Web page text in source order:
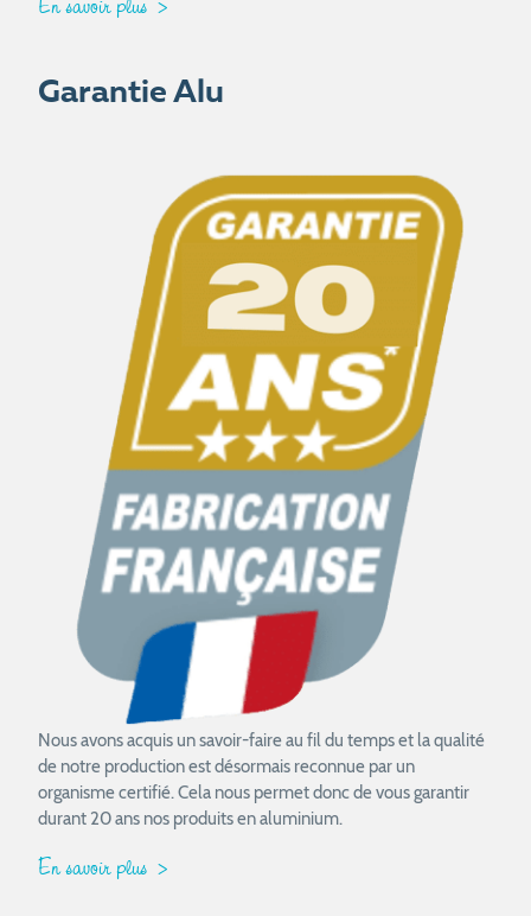
Garantie Alu
Nous avons acquis un savoir-faire au fil du temps et la qualité
de notre production est désormais reconnue par un
organisme certifié. Cela nous permet donc de vous garantir
durant 20 ans nos produits en aluminium.
En savoir plus